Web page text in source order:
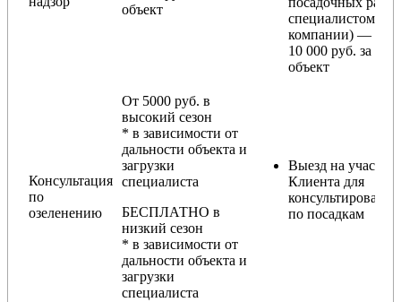
объект
специалистом
компании) — от
10 000 руб. за
объект
Консультация
по
озеленению
От 5000 руб. в
высокий сезон
* в зависимости от
дальности объекта и
загрузки
специалиста
БЕСПЛАТНО в
низкий сезон
* в зависимости от
дальности объекта и
загрузки
специалиста
Выезд на участок
Клиента для
консультирования
по посадкам